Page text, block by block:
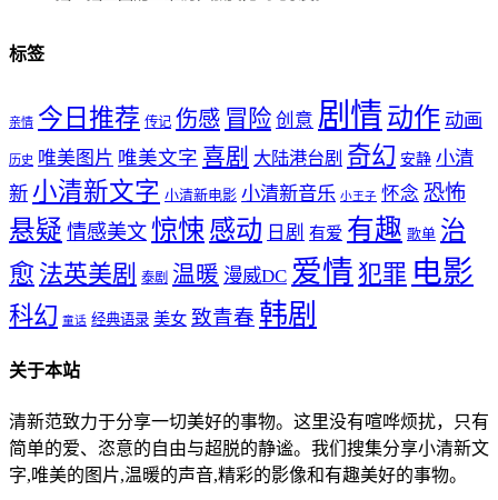
标签
亲情 今日推荐 传记 伤感 冒险 创意 剧情 动作 动画
历史 唯美图片 唯美文字 喜剧 大陆港台剧 奇幻 安静 小清
新 小清新文字 小清新电影 小清新音乐 小王子 怀念 恐怖
悬疑 情感美文 惊悚 感动 日剧 有爱 有趣 歌单 治
愈 法英美剧 泰剧 温暖 漫威DC 爱情 犯罪 电影
科幻 童话 经典语录 美女 致青春 韩剧
关于本站
清新范致力于分享一切美好的事物。这里没有喧哗烦扰，只有
简单的爱、恣意的自由与超脱的静谧。我们搜集分享小清新文
字,唯美的图片,温暖的声音,精彩的影像和有趣美好的事物。